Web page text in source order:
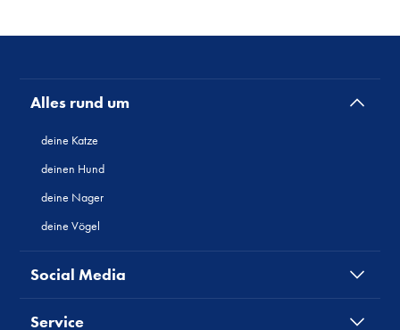
Alles rund um
deine Katze
deinen Hund
deine Nager
deine Vögel
Social Media
Service